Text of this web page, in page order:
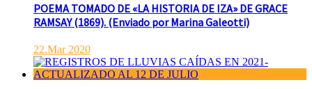
POEMA TOMADO DE «LA HISTORIA DE IZA» DE GRACE
RAMSAY (1869). (Enviado por Marina Galeotti)
22.Mar 2020